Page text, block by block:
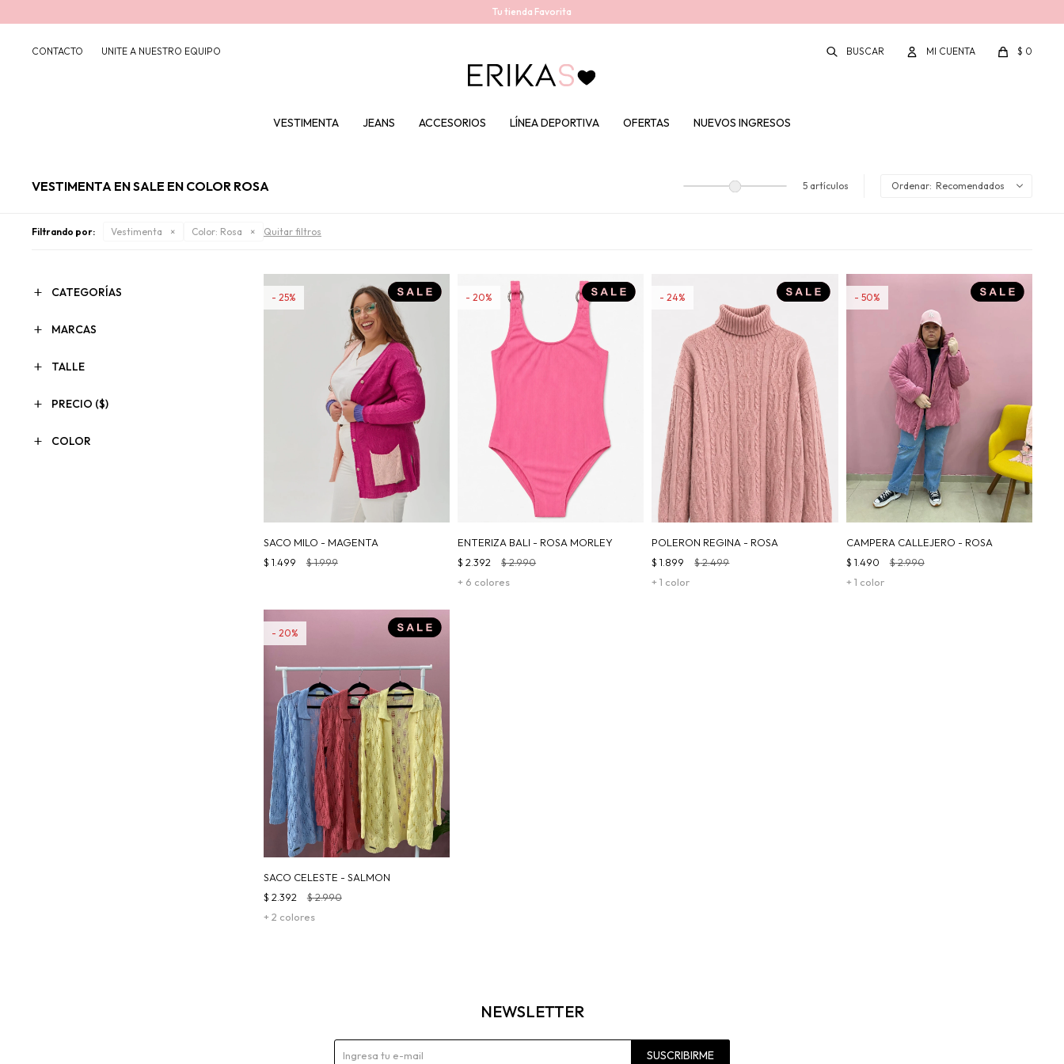
Tu tienda Favorita
VESTIMENTA JEANS ACCESORIOS LÍNEA DEPORTIVA OFERTAS NUEVOS INGRESOS
$ 0
CONTACTO UNITE A NUESTRO EQUIPO
VESTIMENTA EN SALE EN COLOR ROSA 5 artículos Recomendados
Filtrando por: Vestimenta Color: Rosa Quitar filtros
SACO MILO - MAGENTA
$ 1.499 $1.999
25
ENTERIZA BALI - ROSA MORLEY
+ 6 colores
$ 2.392 $2.990
20
POLERON REGINA - ROSA
+ 1 color
$ 1.899 $2.499
24
CAMPERA CALLEJERO - ROSA
+ 1 color
$ 1.490 $2.990
50
SACO CELESTE - SALMON
+ 2 colores
$ 2.392 $2.990
20
CATEGORÍAS
MARCAS
TALLE
PRECIO ($)
COLOR
NEWSLETTER
SUSCRIBIRME